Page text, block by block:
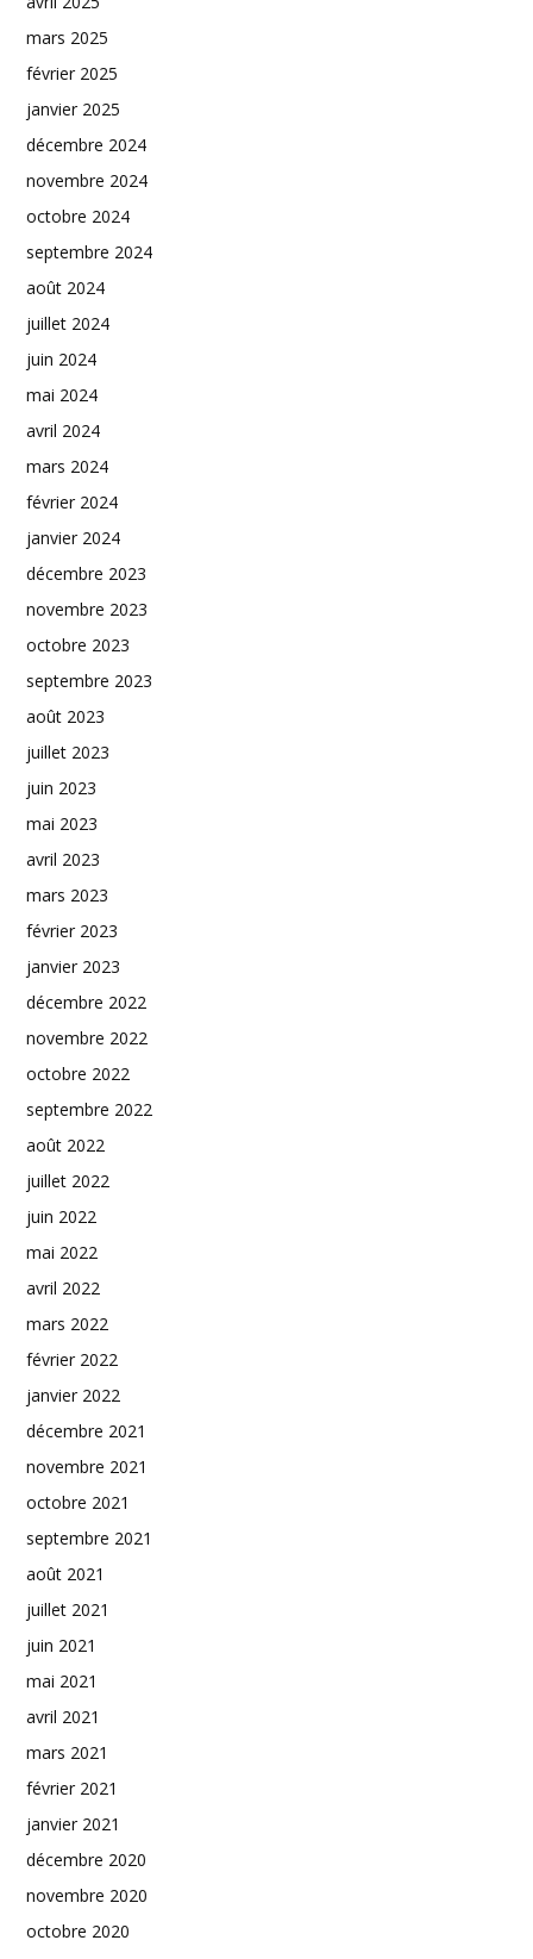
mars 2025
février 2025
janvier 2025
décembre 2024
novembre 2024
octobre 2024
septembre 2024
août 2024
juillet 2024
juin 2024
mai 2024
avril 2024
mars 2024
février 2024
janvier 2024
décembre 2023
novembre 2023
octobre 2023
septembre 2023
août 2023
juillet 2023
juin 2023
mai 2023
avril 2023
mars 2023
février 2023
janvier 2023
décembre 2022
novembre 2022
octobre 2022
septembre 2022
août 2022
juillet 2022
juin 2022
mai 2022
avril 2022
mars 2022
février 2022
janvier 2022
décembre 2021
novembre 2021
octobre 2021
septembre 2021
août 2021
juillet 2021
juin 2021
mai 2021
avril 2021
mars 2021
février 2021
janvier 2021
décembre 2020
novembre 2020
octobre 2020